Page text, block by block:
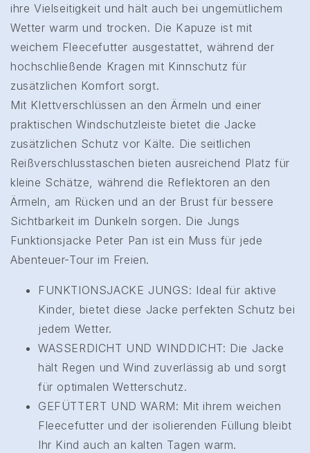
ihre Vielseitigkeit und hält auch bei ungemütlichem
Wetter warm und trocken. Die Kapuze ist mit
weichem Fleecefutter ausgestattet, während der
hochschließende Kragen mit Kinnschutz für
zusätzlichen Komfort sorgt.
Mit Klettverschlüssen an den Ärmeln und einer
praktischen Windschutzleiste bietet die Jacke
zusätzlichen Schutz vor Kälte. Die seitlichen
Reißverschlusstaschen bieten ausreichend Platz für
kleine Schätze, während die Reflektoren an den
Ärmeln, am Rücken und an der Brust für bessere
Sichtbarkeit im Dunkeln sorgen. Die Jungs
Funktionsjacke Peter Pan ist ein Muss für jede
Abenteuer-Tour im Freien.
FUNKTIONSJACKE JUNGS: Ideal für aktive
Kinder, bietet diese Jacke perfekten Schutz bei
jedem Wetter.
WASSERDICHT UND WINDDICHT: Die Jacke
hält Regen und Wind zuverlässig ab und sorgt
für optimalen Wetterschutz.
GEFÜTTERT UND WARM: Mit ihrem weichen
Fleecefutter und der isolierenden Füllung bleibt
Ihr Kind auch an kalten Tagen warm.